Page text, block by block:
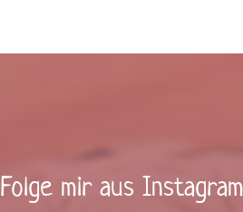
Folge mir aus Instagram